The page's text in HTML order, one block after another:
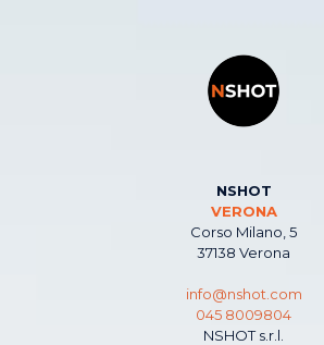
NSHOT
VERONA
Corso Milano, 5
37138 Verona
info@nshot.com
045 8009804
NSHOT s.r.l.